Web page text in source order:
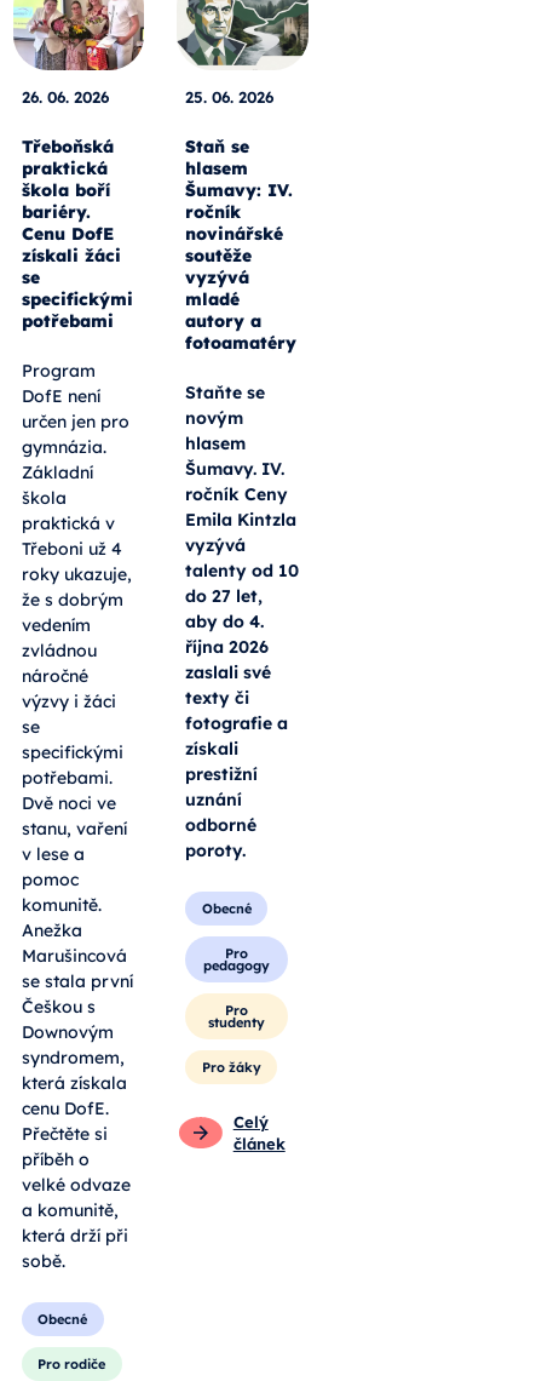
26. 06. 2026
Třeboňská
praktická
škola boří
bariéry.
Cenu DofE
získali žáci
se
specifickými
potřebami
Program
DofE není
určen jen pro
gymnázia.
Základní
škola
praktická v
Třeboni už 4
roky ukazuje,
že s dobrým
vedením
zvládnou
náročné
výzvy i žáci
se
specifickými
potřebami.
Dvě noci ve
stanu, vaření
v lese a
pomoc
komunitě.
Anežka
Marušincová
se stala první
Češkou s
Downovým
syndromem,
která získala
cenu DofE.
Přečtěte si
příběh o
velké odvaze
a komunitě,
která drží při
sobě.
Obecné
Pro rodiče
25. 06. 2026
Staň se
hlasem
Šumavy: IV.
ročník
novinářské
soutěže
vyzývá
mladé
autory a
fotoamatéry
Staňte se
novým
hlasem
Šumavy. IV.
ročník Ceny
Emila Kintzla
vyzývá
talenty od 10
do 27 let,
aby do 4.
října 2026
zaslali své
texty či
fotografie a
získali
prestižní
uznání
odborné
poroty.
Obecné
Pro
pedagogy
Pro
studenty
Pro žáky
Celý
článek